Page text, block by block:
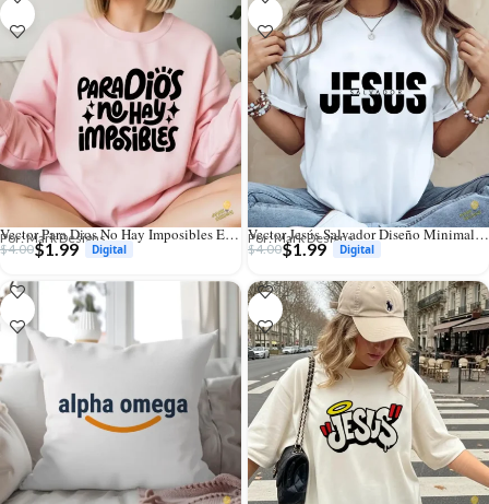
Vector Para Dios No Hay Imposibles Estilo Hand Lettering con Estrellas
Por: Mark Designs
$4.00$1.99
Vector Jesús Salvador Diseño Minimalista Tipográfico para Sublimación
Por: Mark Designs
$4.00$1.99